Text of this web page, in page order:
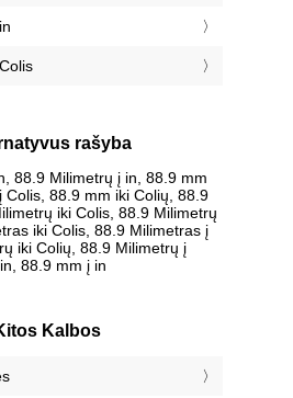
rašyba
88.9 Milimetrų į in, 88.9 mm
Colis, 88.9 mm iki Colių, 88.9
iki Colis, 88.9 Milimetrų
iki Colis, 88.9 Milimetras į
iki Colių, 88.9 Milimetrų į
88.9 mm į in
Kalbos